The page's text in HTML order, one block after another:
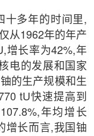
十多年的时间里,
从1962年的年产
增长率为42%,年
电的发展和国家
的生产规模和生
tU快速提高到
年均增长
增长而言,我国铀